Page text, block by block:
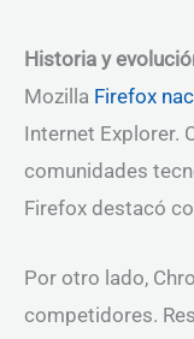
Historia y
Mozilla Firefox
Internet Explorer.
comunidades
Firefox destacó
Por otro lado,
competidores.